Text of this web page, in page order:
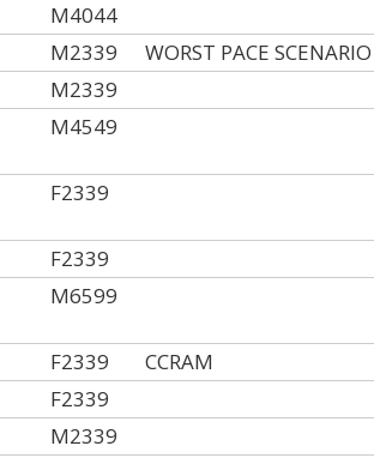
M4044
M2339 WORST PACE SCENARIO
M2339
M4549
F2339
F2339
M6599
F2339 CCRAM
F2339
M2339